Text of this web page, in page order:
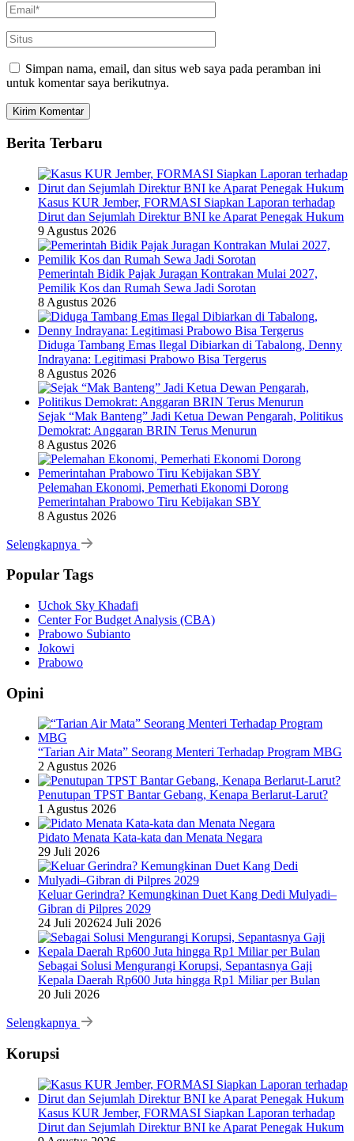
Simpan nama, email, dan situs web saya pada peramban ini
untuk komentar saya berikutnya.
Berita Terbaru
Kasus KUR Jember, FORMASI Siapkan Laporan terhadap
Dirut dan Sejumlah Direktur BNI ke Aparat Penegak Hukum
9 Agustus 2026
Pemerintah Bidik Pajak Juragan Kontrakan Mulai 2027,
Pemilik Kos dan Rumah Sewa Jadi Sorotan
8 Agustus 2026
Diduga Tambang Emas Ilegal Dibiarkan di Tabalong, Denny
Indrayana: Legitimasi Prabowo Bisa Tergerus
8 Agustus 2026
Sejak “Mak Banteng” Jadi Ketua Dewan Pengarah, Politikus
Demokrat: Anggaran BRIN Terus Menurun
8 Agustus 2026
Pelemahan Ekonomi, Pemerhati Ekonomi Dorong
Pemerintahan Prabowo Tiru Kebijakan SBY
8 Agustus 2026
Selengkapnya
Popular Tags
Uchok Sky Khadafi
Center For Budget Analysis (CBA)
Prabowo Subianto
Jokowi
Prabowo
Opini
“Tarian Air Mata” Seorang Menteri Terhadap Program MBG
2 Agustus 2026
Penutupan TPST Bantar Gebang, Kenapa Berlarut-Larut?
1 Agustus 2026
Pidato Menata Kata-kata dan Menata Negara
29 Juli 2026
Keluar Gerindra? Kemungkinan Duet Kang Dedi Mulyadi–
Gibran di Pilpres 2029
24 Juli 202624 Juli 2026
Sebagai Solusi Mengurangi Korupsi, Sepantasnya Gaji
Kepala Daerah Rp600 Juta hingga Rp1 Miliar per Bulan
20 Juli 2026
Selengkapnya
Korupsi
Kasus KUR Jember, FORMASI Siapkan Laporan terhadap
Dirut dan Sejumlah Direktur BNI ke Aparat Penegak Hukum